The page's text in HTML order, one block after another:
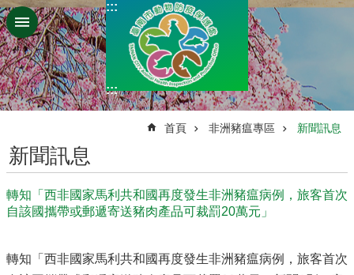
跳到主要內容區塊
:::
:::
首頁 非洲豬瘟專區 新聞訊息
新聞訊息
轉知「西非國家馬利共和國再度發生非洲豬瘟病例，旅客首次
自該國攜帶或郵遞寄送豬肉產品可裁罰20萬元」
轉知「西非國家馬利共和國再度發生非洲豬瘟病例，旅客首次